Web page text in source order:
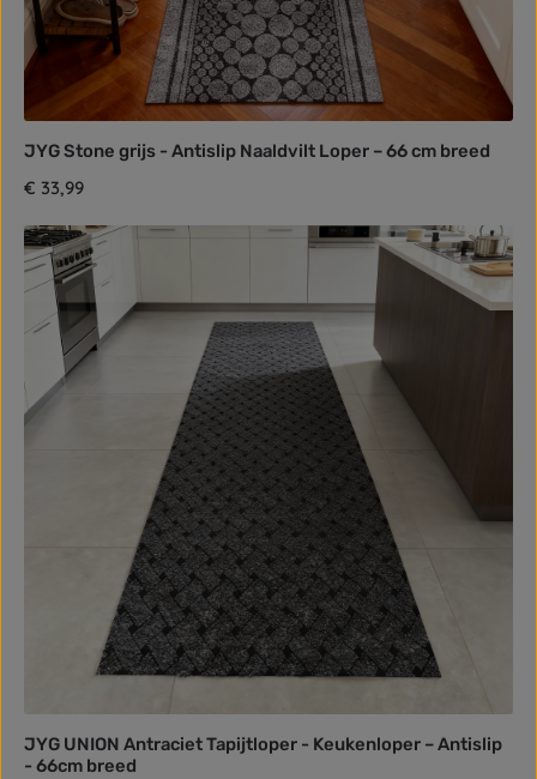
JYG Stone grijs - Antislip Naaldvilt Loper – 66 cm breed
Normale prijs:
€ 33,99
JYG UNION Antraciet Tapijtloper - Keukenloper – Antislip
- 66cm breed